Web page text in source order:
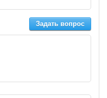
Задать вопрос